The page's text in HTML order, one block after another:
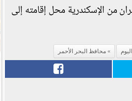
من الإسكندرية محل إقامته إلى
محافظ البحر الأحمر